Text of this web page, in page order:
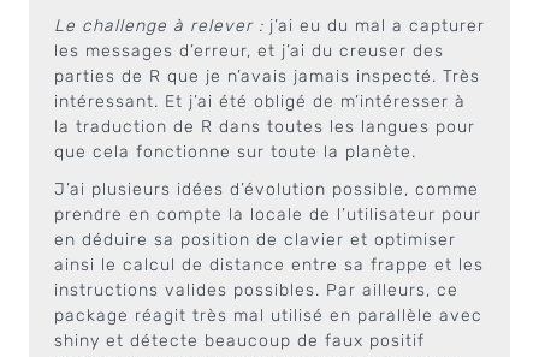
Le challenge à relever : j’ai eu du mal a capturer
les messages d’erreur, et j’ai du creuser des
parties de R que je n’avais jamais inspecté. Très
intéressant. Et j’ai été obligé de m’intéresser à
la traduction de R dans toutes les langues pour
que cela fonctionne sur toute la planète.
J’ai plusieurs idées d’évolution possible, comme
prendre en compte la locale de l’utilisateur pour
en déduire sa position de clavier et optimiser
ainsi le calcul de distance entre sa frappe et les
instructions valides possibles. Par ailleurs, ce
package réagit très mal utilisé en parallèle avec
shiny et détecte beaucoup de faux positif